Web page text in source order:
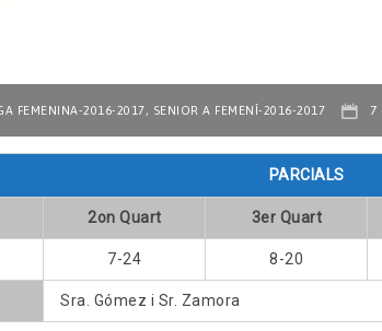
FEMENINA-2016-2017, SENIOR A FEMENÍ-2016-2017 7
PARCIALS
2on Quart 3er Quart
7-24 8-20
Sra. Gómez i Sr. Zamora